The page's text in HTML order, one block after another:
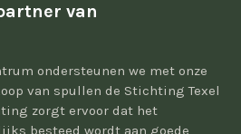
van
ondersteunen we met onze
van spullen de Stichting Texel
zorgt ervoor dat het
besteed wordt aan goede